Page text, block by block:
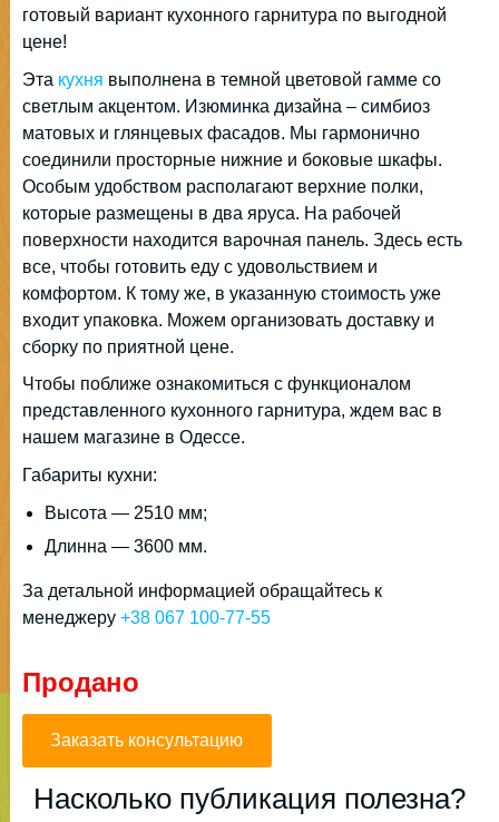
готовый вариант кухонного гарнитура по выгодной
цене!
Эта кухня выполнена в темной цветовой гамме со
светлым акцентом. Изюминка дизайна – симбиоз
матовых и глянцевых фасадов. Мы гармонично
соединили просторные нижние и боковые шкафы.
Особым удобством располагают верхние полки,
которые размещены в два яруса. На рабочей
поверхности находится варочная панель. Здесь есть
все, чтобы готовить еду с удовольствием и
комфортом. К тому же, в указанную стоимость уже
входит упаковка. Можем организовать доставку и
сборку по приятной цене.
Чтобы поближе ознакомиться с функционалом
представленного кухонного гарнитура, ждем вас в
нашем магазине в Одессе.
Габариты кухни:
Высота — 2510 мм;
Длинна — 3600 мм.
За детальной информацией обращайтесь к
менеджеру +38 067 100-77-55
Продано
Заказать консультацию
Насколько публикация полезна?